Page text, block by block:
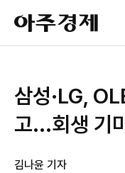
아
주
경
삼성·LG,
고...회생 기
김나윤 기자